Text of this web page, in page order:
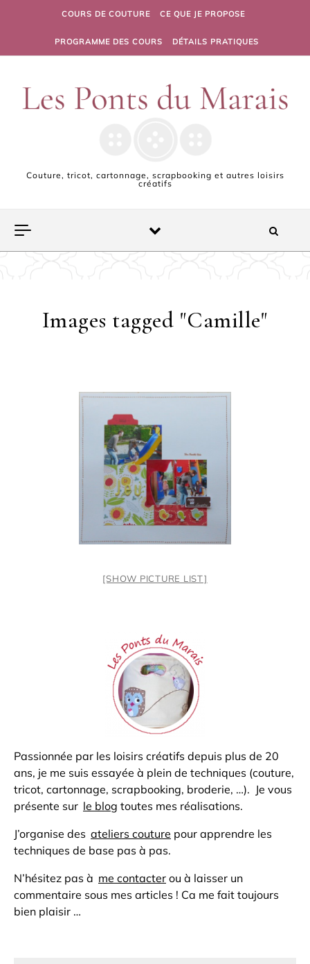
Skip to contentCOURS DE COUTURE CE QUE JE PROPOSE
PROGRAMME DES COURS DÉTAILS PRATIQUES
Couture, tricot, cartonnage, scrapbooking et autres loisirs
créatifs
Images tagged "Camille"
[SHOW PICTURE LIST]
Passionnée par les loisirs créatifs depuis plus de 20
ans, je me suis essayée à plein de techniques (couture,
tricot, cartonnage, scrapbooking, broderie, …). Je vous
présente sur le blog toutes mes réalisations.
J’organise des ateliers couture pour apprendre les
techniques de base pas à pas.
N’hésitez pas à me contacter ou à laisser un
commentaire sous mes articles ! Ca me fait toujours
bien plaisir …